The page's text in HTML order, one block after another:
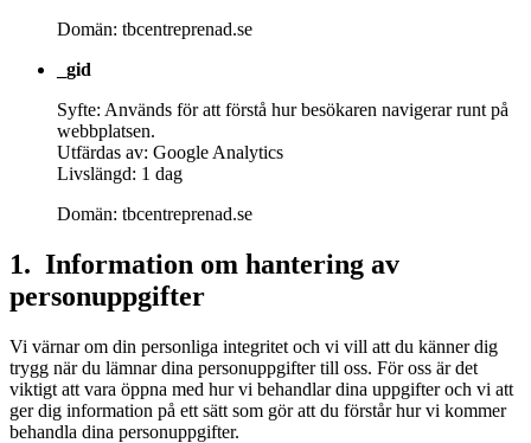
Domän: tbcentreprenad.se
_gid
Syfte: Används för att förstå hur besökaren navigerar runt på
webbplatsen.
Utfärdas av: Google Analytics
Livslängd: 1 dag
Domän: tbcentreprenad.se
1. Information om hantering av
personuppgifter
Vi värnar om din personliga integritet och vi vill att du känner dig
trygg när du lämnar dina personuppgifter till oss. För oss är det
viktigt att vara öppna med hur vi behandlar dina uppgifter och vi att
ger dig information på ett sätt som gör att du förstår hur vi kommer
behandla dina personuppgifter.